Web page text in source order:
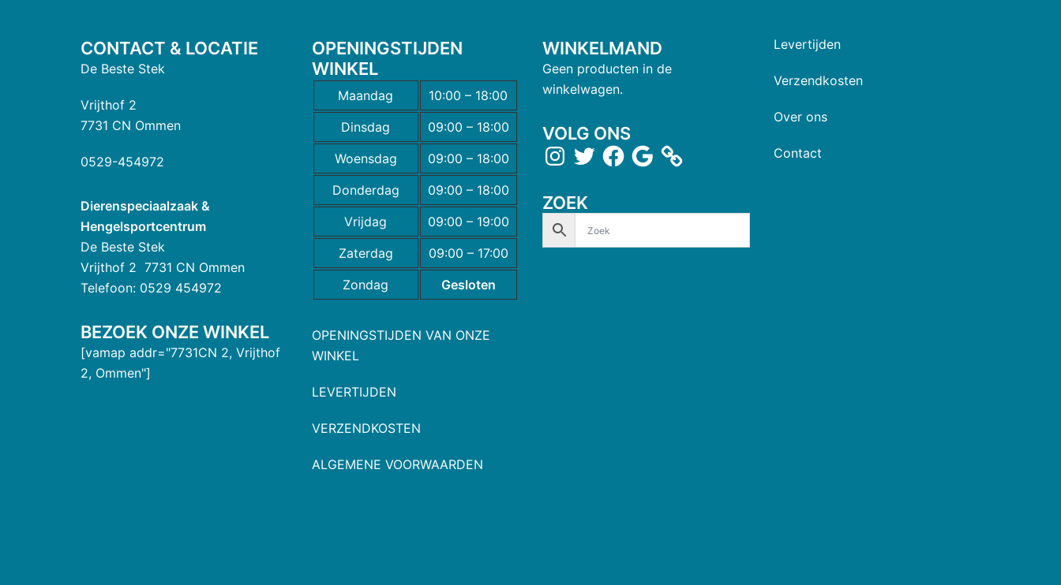
CONTACT & LOCATIE
De Beste Stek
Vrijthof 2
7731 CN Ommen
0529-454972
Dierenspeciaalzaak &
Hengelsportcentrum
De Beste Stek
Vrijthof 2 7731 CN Ommen
Telefoon: 0529 454972
BEZOEK ONZE WINKEL
[vamap addr="7731CN 2, Vrijthof
2, Ommen"]
OPENINGSTIJDEN
WINKEL
Maandag
10:00 – 18:00
Dinsdag
09:00 – 18:00
Woensdag
09:00 – 18:00
Donderdag
09:00 – 18:00
Vrijdag
09:00 – 19:00
Zaterdag
09:00 – 17:00
Zondag
Gesloten
OPENINGSTIJDEN VAN ONZE
WINKEL
LEVERTIJDEN
VERZENDKOSTEN
ALGEMENE VOORWAARDEN
WINKELMAND
Geen producten in de
winkelwagen.
VOLG ONS
ZOEK
Levertijden
Verzendkosten
Over ons
Contact